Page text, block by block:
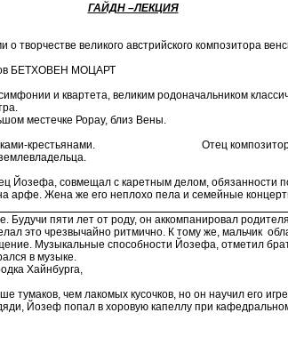
ГАЙДН –ЛЕКЦИЯ
творчестве великого австрийского композитора
БЕТХОВЕН МОЦАРТ
и квартета, великим родоначальником
местечке Рорау, близ Вены.
крестьянами. Отец композитора,
Йозефа, совмещал с каретным делом, обязанности
арфе. Жена же его неплохо пела и семейные
Будучи пяти лет от роду, он аккомпанировал
это чрезвычайно ритмично. К тому же, мальчик
Музыкальные способности Йозефа, отметил
в музыке.
Хайнбурга,
тумаков, чем лакомых кусочков, но он научил его
Йозеф попал в хоровую капеллу при